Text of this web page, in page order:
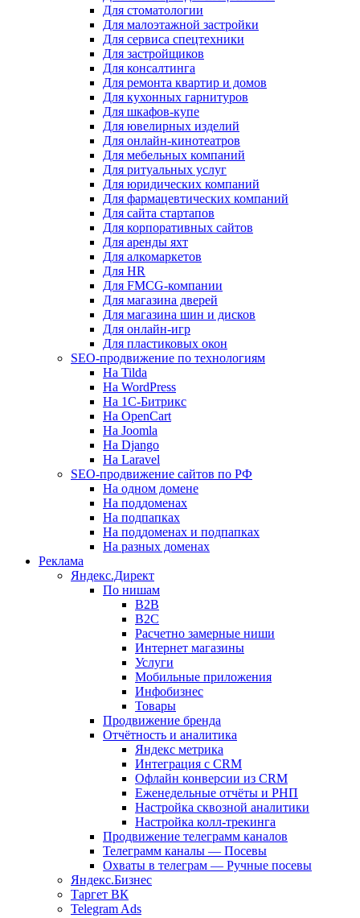
Для стоматологии
Для малоэтажной застройки
Для сервиса спецтехники
Для застройщиков
Для консалтинга
Для ремонта квартир и домов
Для кухонных гарнитуров
Для шкафов-купе
Для ювелирных изделий
Для онлайн-кинотеатров
Для мебельных компаний
Для ритуальных услуг
Для юридических компаний
Для фармацевтических компаний
Для сайта стартапов
Для корпоративных сайтов
Для аренды яхт
Для алкомаркетов
Для HR
Для FMCG-компании
Для магазина дверей
Для магазина шин и дисков
Для онлайн-игр
Для пластиковых окон
SEO-продвижение по технологиям
На Tilda
На WordPress
На 1С-Битрикс
На OpenCart
На Joomla
На Django
На Laravel
SEO-продвижение сайтов по РФ
На одном домене
На поддоменах
На подпапках
На поддоменах и подпапках
На разных доменах
Реклама
Яндекс.Директ
По нишам
B2B
B2C
Расчетно замерные ниши
Интернет магазины
Услуги
Мобильные приложения
Инфобизнес
Товары
Продвижение бренда
Отчётность и аналитика
Яндекс метрика
Интеграция с CRM
Офлайн конверсии из CRM
Еженедельные отчёты и РНП
Настройка сквозной аналитики
Настройка колл-трекинга
Продвижение телеграмм каналов
Телеграмм каналы — Посевы
Охваты в телеграм — Ручные посевы
Яндекс.Бизнес
Таргет ВК
Telegram Ads